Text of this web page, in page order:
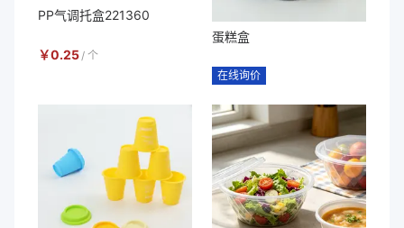
PP气调托盒221360
￥0.25 / 个
蛋糕盒
在线询价